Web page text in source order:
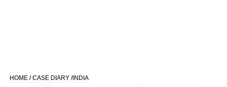
HOME /CASE DIARY /INDIA